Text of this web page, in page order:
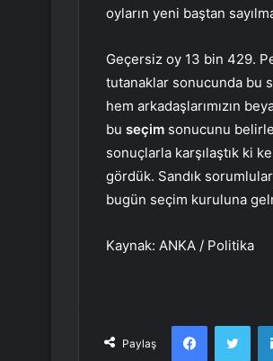
oyların yeni baştan
Geçersiz oy 13 bin 429.
tutanaklar sonucunda bu
hem arkadaşlarımızın
bu seçim sonucunu
sonuçlarla karşılaştık ki
gördük. Sandık
bugün seçim kuruluna
Kaynak: ANKA / Politika
Paylaş
Facebook